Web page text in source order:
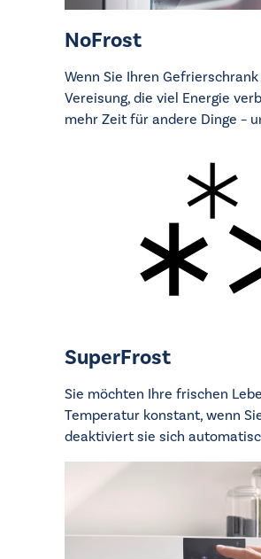
NoFrost
Wenn Sie Ihren
Vereisung, die viel Energie
mehr Zeit für andere Dinge –
SuperFrost
Sie möchten Ihre frischen
Temperatur konstant, wenn
deaktiviert sie sich